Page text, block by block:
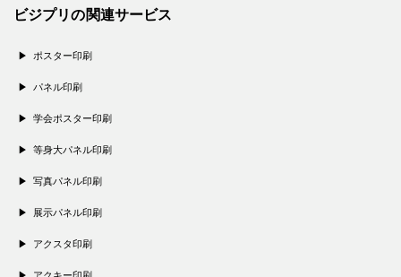
ビジプリの関連サービス
ポスター印刷
パネル印刷
学会ポスター印刷
等身大パネル印刷
写真パネル印刷
展示パネル印刷
アクスタ印刷